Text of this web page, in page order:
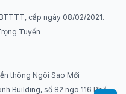
cấp ngày 08/02/2021.
Tuyến
thông Ngôi Sao Mới
Building, số 82 ngõ 116 Phố